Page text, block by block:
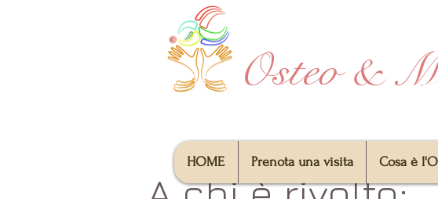
Osteo &
HOME Prenota una visita Cosa è